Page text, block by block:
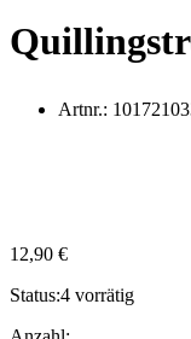
Artnr.:
12,90 €
Status:4 vorrätig
Quillingstreifen,